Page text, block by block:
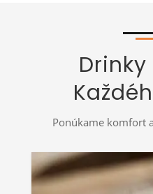
Ponúkame komfort